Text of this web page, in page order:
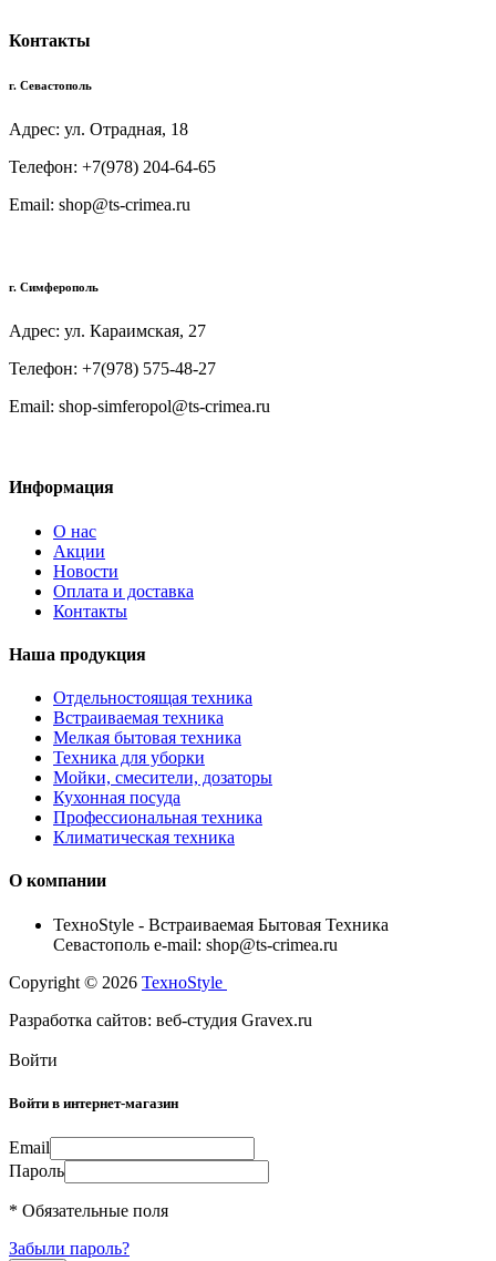
Контакты
г. Севастополь
Адрес: ул. Отрадная, 18
Телефон: +7(978) 204-64-65
Email: shop@ts-crimea.ru
г. Симферополь
Адрес: ул. Караимская, 27
Телефон: +7(978) 575-48-27
Email: shop-simferopol@ts-crimea.ru
Информация
О нас
Акции
Новости
Оплата и доставка
Контакты
Наша продукция
Отдельностоящая техника
Встраиваемая техника
Мелкая бытовая техника
Техника для уборки
Мойки, смесители, дозаторы
Кухонная посуда
Профессиональная техника
Климатическая техника
О компании
TexноStyle - Встраиваемая Бытовая Техника
Севастополь e-mail: shop@ts-crimea.ru
Copyright © 2026 TexноStyle
Разработка сайтов: веб-студия Gravex.ru
Войти
Войти в интернет-магазин
Email
Пароль
* Обязательные поля
Забыли пароль?